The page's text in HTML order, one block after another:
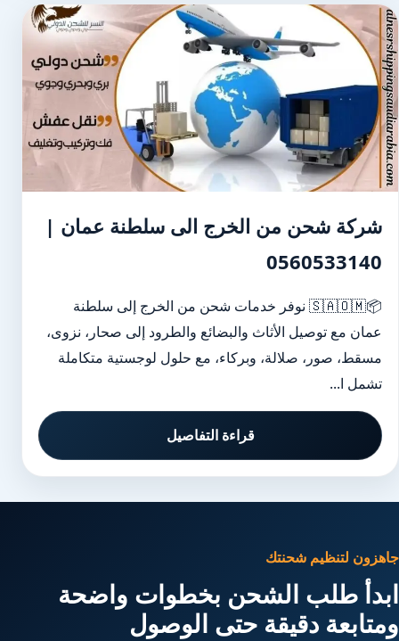
شركة شحن من الخرج الى سلطنة عمان |
0560533140
📦🇸🇦🇴🇲 نوفر خدمات شحن من الخرج إلى سلطنة
عمان مع توصيل الأثاث والبضائع والطرود إلى صحار، نزوى،
مسقط، صور، صلالة، وبركاء، مع حلول لوجستية متكاملة
تشمل ا...
قراءة التفاصيل
جاهزون لتنظيم شحنتك
ابدأ طلب الشحن بخطوات واضحة
ومتابعة دقيقة حتى الوصول